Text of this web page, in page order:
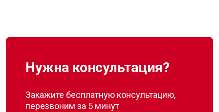
Нужна консультация?
Закажите бесплатную консультацию,
перезвоним за 5 минут